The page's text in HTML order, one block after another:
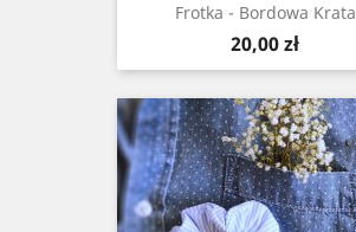
Frotka - Bordowa Krata
Cena
20,00 zł